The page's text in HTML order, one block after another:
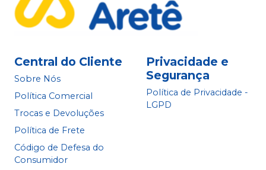
Central do Cliente
Sobre Nós
Política Comercial
Trocas e Devoluções
Política de Frete
Código de Defesa do
Consumidor
Privacidade e
Segurança
Política de Privacidade -
LGPD